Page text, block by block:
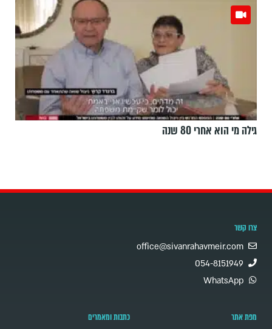
גילה מי הוא אחרי 80 שנה
צרו קשר
office@sivanrahavmeir.com
054-8151949
WhatsApp
מפת אתר
כתבות ומאמרים